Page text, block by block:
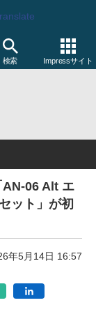
検索 Impressサイト
AN-06 Alt エ
ット」が初
年5月14日 16:57